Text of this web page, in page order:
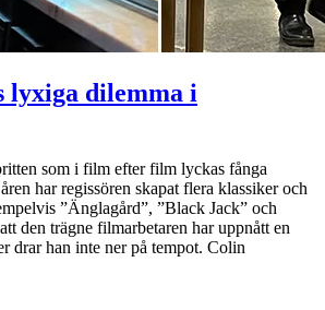
lyxiga dilemma i
som i film efter film lyckas fånga
har regissören skapat flera klassiker och
”Änglagård”, ”Black Jack” och
den trägne filmarbetaren har uppnått en
drar han inte ner på tempot. Colin